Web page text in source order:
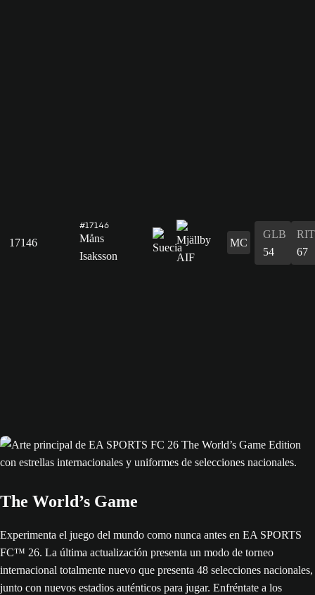
17146
#17146
Måns
Isaksson
MC
GLB
54
RIT
67
The World’s Game
Experimenta el juego del mundo como nunca antes en EA SPORTS
FC™ 26. La última actualización presenta un modo de torneo
internacional totalmente nuevo que presenta 48 selecciones nacionales,
junto con nuevos estadios auténticos para jugar. Enfréntate a los